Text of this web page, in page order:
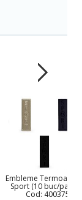
Embleme
Sport (10 buc/
Cod: 400375